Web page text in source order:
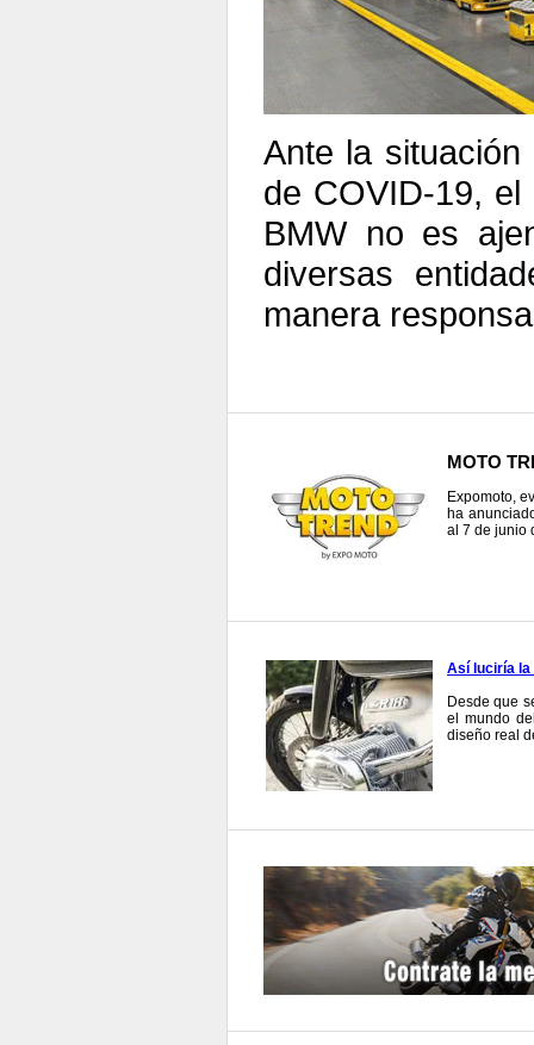
Ante la
de COVID-19, el
BMW no es
diversas
manera
MOTO
Expomoto,
ha
al 7 de junio
Así luciría la
Desde que
el mundo
diseño real